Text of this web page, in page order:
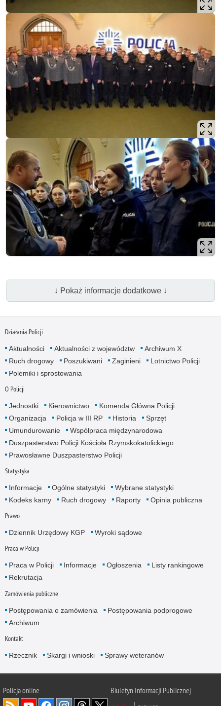
↓ Pokaż informacje dodatkowe ↓
Działania Policji
Aktualności Aktualności z województw
Archiwum X
Ruch drogowy
Poszukiwani Zaginieni
Lotnictwo Policji
Polemiki i sprostowania
O Policji
Jednostki Kierownictwo
Komenda Główna Policji
Organizacja
Policja w III RP Historia
Sprzęt
Umundurowanie
Współpraca międzynarodowa
Duszpasterstwo Policji Kościoła Rzymskokatolickiego
Prawosławne Duszpasterstwo Policji
Statystyka
Informacje Ogólne statystyki
Wybrane statystyki
Kodeks karny
Ruch drogowy Raporty Opinia publiczna
Prawo
Dziennik Urzędowy KGP Wyroki sądowe
Praca w Policji
Praca w Policji Informacje Ogłoszenia
Listy rankingowe
Rekrutacja
Zamówienia publiczne
Postępowania o zamówienia
Postępowania podprogowe
Archiwum
Kontakt
Rzecznik Skargi i wnioski Sprawy weteranów
Policjaonline
Biuletyn Informacji Publicznej